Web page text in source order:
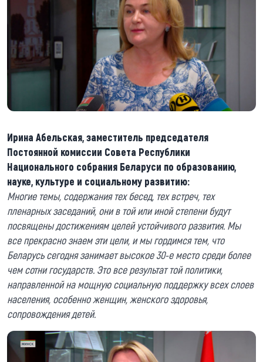
Ирина Абельская, заместитель председателя
Постоянной комиссии Совета Республики
Национального собрания Беларуси по образованию,
науке, культуре и социальному развитию:
Многие темы, содержания тех бесед, тех встреч, тех
пленарных заседаний, они в той или иной степени будут
посвящены достижениям целей устойчивого развития. Мы
все прекрасно знаем эти цели, и мы гордимся тем, что
Беларусь сегодня занимает высокое 30-е место среди более
чем сотни государств. Это все результат той политики,
направленной на мощную социальную поддержку всех слоев
населения, особенно женщин, женского здоровья,
сопровождения детей.